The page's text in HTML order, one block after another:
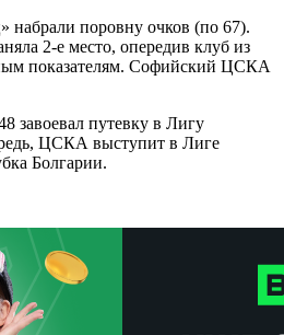
поровну очков (по 67).
2-е место, опередив клуб из
показателям. Софийский ЦСКА
завоевал путевку в Лигу
ЦСКА выступит в Лиге
Болгарии.